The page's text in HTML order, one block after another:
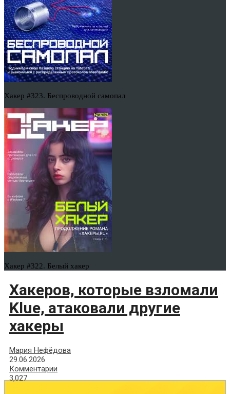
Хакер #323. Беспроводной самопал
Хакер #322. Белый хакер
Хакеров, которые взломали
Klue, атаковали другие
хакеры
Мария Нефёдова
29.06.2026
Комментарии
3,027